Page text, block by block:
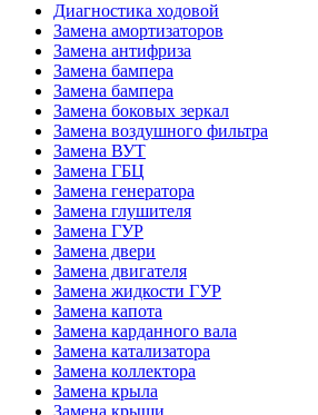
Диагностика ходовой
Замена амортизаторов
Замена антифриза
Замена бампера
Замена бампера
Замена боковых зеркал
Замена воздушного фильтра
Замена ВУТ
Замена ГБЦ
Замена генератора
Замена глушителя
Замена ГУР
Замена двери
Замена двигателя
Замена жидкости ГУР
Замена капота
Замена карданного вала
Замена катализатора
Замена коллектора
Замена крыла